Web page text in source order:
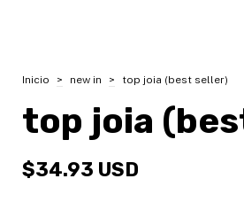
Inicio > new in > top joia (best seller)
top joia
$34.93 USD